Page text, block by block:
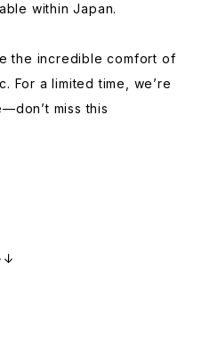
within Japan.
the incredible comfort of
For a limited time, we’re
miss this